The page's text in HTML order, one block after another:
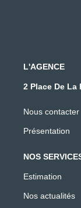
L'AGENCE
2 Place De La
Nous contacter
Présentation
NOS
Estimation
Nos actualités